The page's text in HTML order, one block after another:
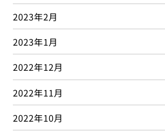
2023年2月
2023年1月
2022年12月
2022年11月
2022年10月